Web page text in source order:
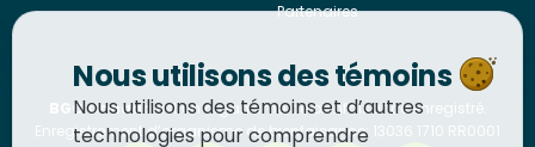
Partenaires
BGC Canadaest un organisme de bienfaisance enregistré.
Enregistrement d’organisme de bienfaisance: 13036 1710 RR0001
Nous utilisons des témoins
Nous utilisons des témoins et d’autres
technologies pour comprendre